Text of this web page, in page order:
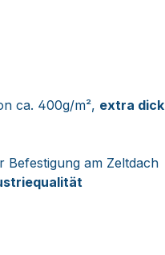
ca. 400g/m², extra dick
am Zeltdach